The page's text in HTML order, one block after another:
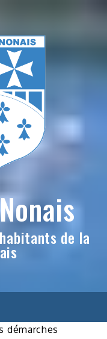
de la
démarches